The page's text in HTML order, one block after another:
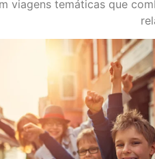
viagens temáticas que